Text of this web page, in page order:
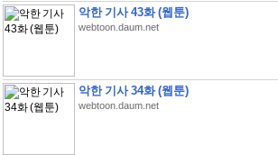
악한 기사 43화 (웹툰)
webtoon.daum.net
악한 기사 34화 (웹툰)
webtoon.daum.net